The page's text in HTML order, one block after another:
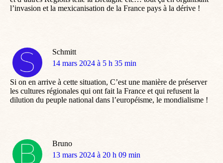
l’invasion et la mexicanisation de la France pays à la dérive !
Schmitt
dit
14 mars 2024 à 5 h 35 min
Si on en arrive à cette situation, C’est une manière de préserver
les cultures régionales qui ont fait la France et qui refusent la
dilution du peuple national dans l’européisme, le mondialisme !
Bruno
dit
13 mars 2024 à 20 h 09 min